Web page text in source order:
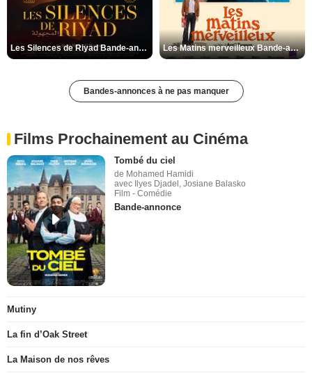
Les Silences de Riyad Bande-annonce VO STFR Les Matins merveilleux Bande-annonce VF
Bandes-annonces à ne pas manquer
Films Prochainement au Cinéma
Tombé du ciel
de Mohamed Hamidi
avec Ilyes Djadel, Josiane Balasko
Film - Comédie
Bande-annonce
Mutiny
La fin d’Oak Street
La Maison de nos rêves